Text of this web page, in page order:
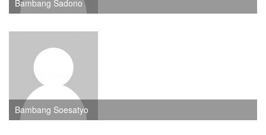
Bambang Sadono
Bambang Soesatyo